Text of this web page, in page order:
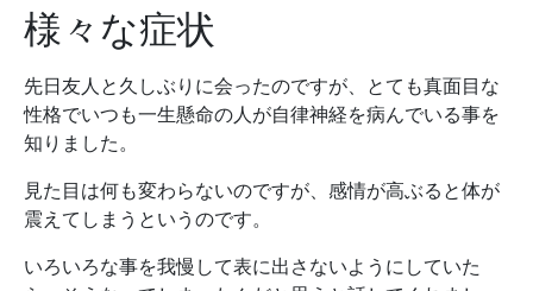
様々な症状
先日友人と久しぶりに会ったのですが、とても真面目な
性格でいつも一生懸命の人が自律神経を病んでいる事を
知りました。
見た目は何も変わらないのですが、感情が高ぶると体が
震えてしまうというのです。
いろいろな事を我慢して表に出さないようにしていた